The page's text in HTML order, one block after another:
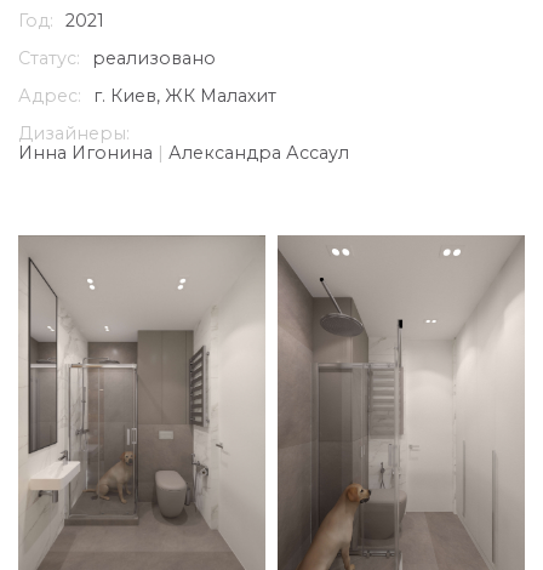
Год:
2021
Статус:
реализовано
Адрес:
г. Киев, ЖК Малахит
Дизайнеры:
Инна Игонина | Александра Ассаул